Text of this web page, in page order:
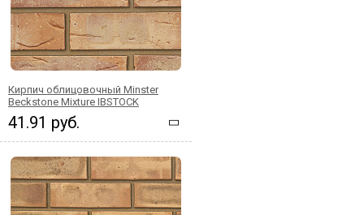
Кирпич облицовочный Minster
Beckstone Mixture IBSTOCK
41.91 руб.